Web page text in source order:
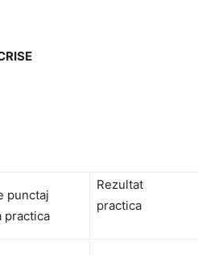
punctaj
practica
Rezultat
practica